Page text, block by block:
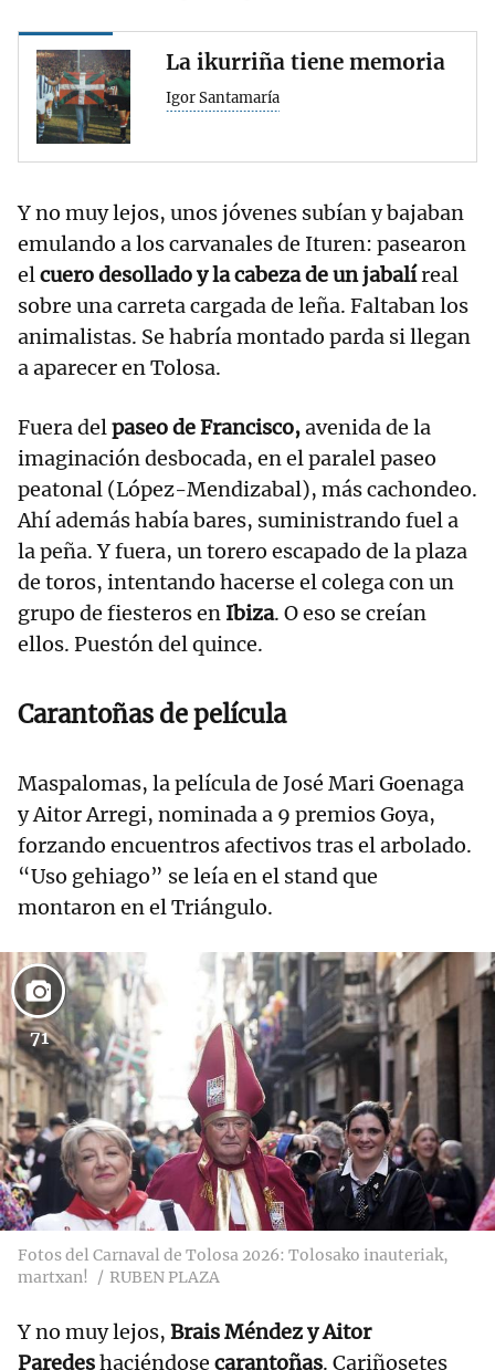
La ikurriña tiene memoria
Igor Santamaría
Y no muy lejos, unos jóvenes subían y bajaban
emulando a los carvanales de Ituren: pasearon
elcuero desollado y la cabeza de un jabalíreal
sobre una carreta cargada de leña. Faltaban los
animalistas. Se habría montado parda si llegan
a aparecer en Tolosa.
Fuera delpaseo de Francisco,avenida de la
imaginación desbocada, en el paralel paseo
peatonal (López-Mendizabal), más cachondeo.
Ahí además había bares, suministrando fuel a
la peña. Y fuera, un torero escapado de la plaza
de toros, intentando hacerse el colega con un
grupo de fiesteros en Ibiza. O eso se creían
ellos. Puestón del quince.
Carantoñas de película
Maspalomas, la película de José Mari Goenaga
y Aitor Arregi, nominada a 9 premios Goya,
forzando encuentros afectivos tras el arbolado.
“Uso gehiago” se leía en el stand que
montaron en el Triángulo.
71
Fotos del Carnaval de Tolosa 2026: Tolosako inauteriak,
martxan!
RUBEN PLAZA
Y no muy lejos, Brais Méndez y Aitor
Paredeshaciéndose carantoñas. Cariñosetes